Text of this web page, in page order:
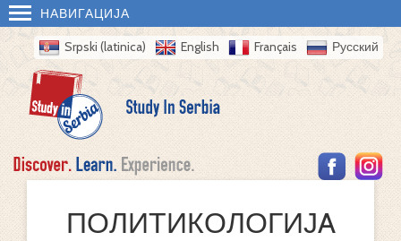
НАВИГАЦИЈА
Srpski (latinica) English Français Русский
ПОЛИТИКОЛОГИЈA